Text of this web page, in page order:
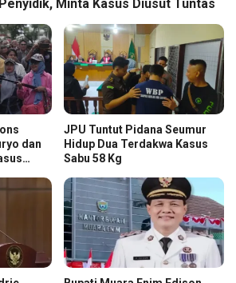
Minta Kasus Diusut Tuntas
dan
JPU Tuntut Pidana Seumur
Hidup Dua Terdakwa Kasus
Sabu 58 Kg